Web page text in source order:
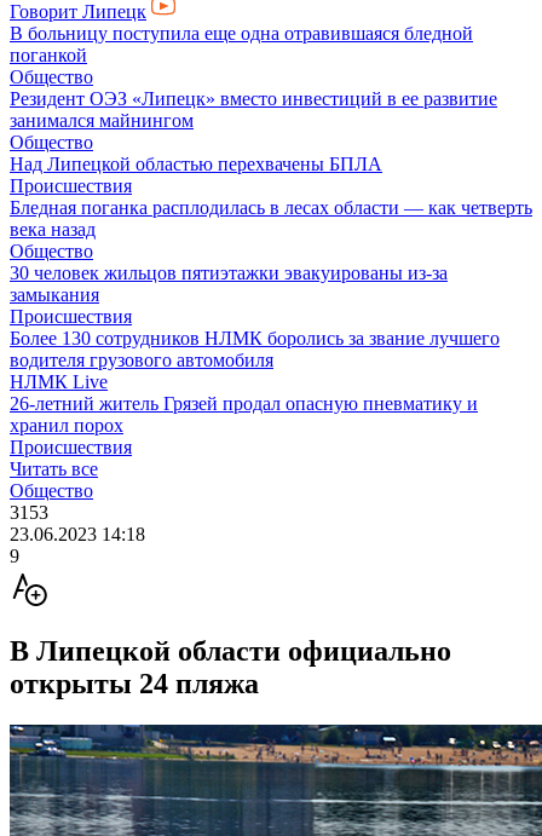
Говорит Липецк
В больницу поступила еще одна отравившаяся бледной
поганкой
Общество
Резидент ОЭЗ «Липецк» вместо инвестиций в ее развитие
занимался майнингом
Общество
Над Липецкой областью перехвачены БПЛА
Происшествия
Бледная поганка расплодилась в лесах области — как четверть
века назад
Общество
30 человек жильцов пятиэтажки эвакуированы из-за
замыкания
Происшествия
Более 130 сотрудников НЛМК боролись за звание лучшего
водителя грузового автомобиля
НЛМК Live
26-летний житель Грязей продал опасную пневматику и
хранил порох
Происшествия
Читать все
Общество
3153
23.06.2023 14:18
9
В Липецкой области официально
открыты 24 пляжа